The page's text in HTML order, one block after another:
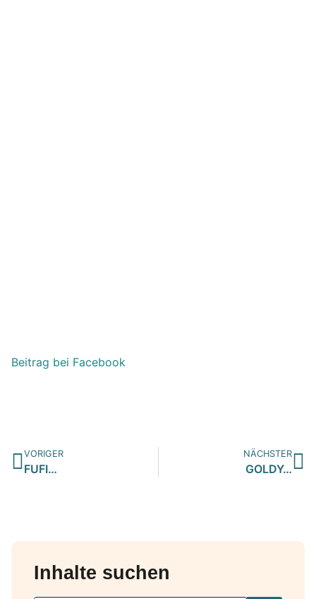
Beitrag bei Facebook
VORIGER
FUFI…
NÄCHSTER
GOLDY…
Inhalte suchen